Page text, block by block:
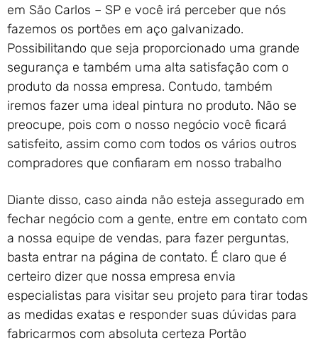
em São Carlos – SP e você irá perceber que nós
fazemos os portões em aço galvanizado.
Possibilitando que seja proporcionado uma grande
segurança e também uma alta satisfação com o
produto da nossa empresa. Contudo, também
iremos fazer uma ideal pintura no produto. Não se
preocupe, pois com o nosso negócio você ficará
satisfeito, assim como com todos os vários outros
compradores que confiaram em nosso trabalho
Diante disso, caso ainda não esteja assegurado em
fechar negócio com a gente, entre em contato com
a nossa equipe de vendas, para fazer perguntas,
basta entrar na página de contato. É claro que é
certeiro dizer que nossa empresa envia
especialistas para visitar seu projeto para tirar todas
as medidas exatas e responder suas dúvidas para
fabricarmos com absoluta certeza Portão